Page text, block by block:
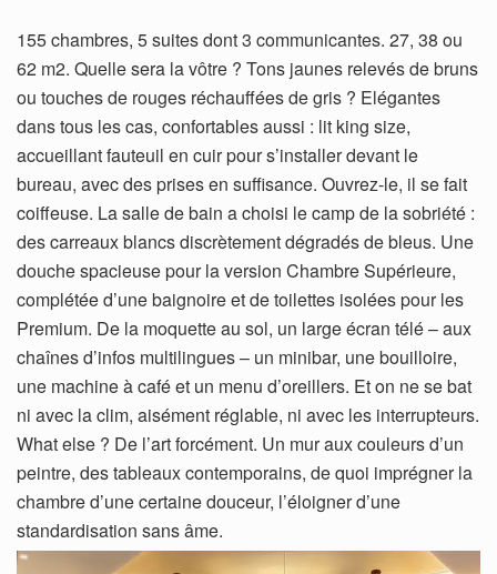
155 chambres, 5 suites dont 3 communicantes. 27, 38 ou
62 m2. Quelle sera la vôtre ? Tons jaunes relevés de bruns
ou touches de rouges réchauffées de gris ? Elégantes
dans tous les cas, confortables aussi : lit king size,
accueillant fauteuil en cuir pour s’installer devant le
bureau, avec des prises en suffisance. Ouvrez-le, il se fait
coiffeuse. La salle de bain a choisi le camp de la sobriété :
des carreaux blancs discrètement dégradés de bleus. Une
douche spacieuse pour la version Chambre Supérieure,
complétée d’une baignoire et de toilettes isolées pour les
Premium. De la moquette au sol, un large écran télé – aux
chaînes d’infos multilingues – un minibar, une bouilloire,
une machine à café et un menu d’oreillers. Et on ne se bat
ni avec la clim, aisément réglable, ni avec les interrupteurs.
What else ? De l’art forcément. Un mur aux couleurs d’un
peintre, des tableaux contemporains, de quoi imprégner la
chambre d’une certaine douceur, l’éloigner d’une
standardisation sans âme.